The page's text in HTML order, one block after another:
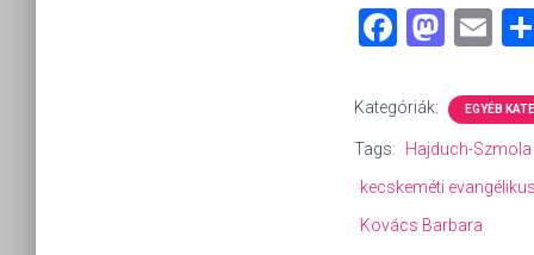
F
ce
b
o
ok
M
st
o
d
o
E
ai
l
Kategóriák: EGYÉB
Tags:
Hajduch-
kecskeméti
Kovács Barbara